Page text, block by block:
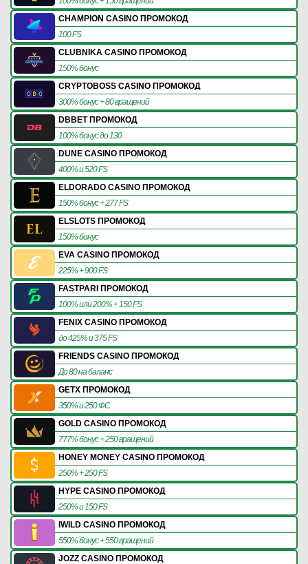
CHAMPION CASINO ПРОМОКОД
100 FS
CLUBNIKA CASINO ПРОМОКОД
150% бонус
CRYPTOBOSS CASINO ПРОМОКОД
300% бонус + 80 вращений
DBBET ПРОМОКОД
100% бонус до 130
DUNE CASINO ПРОМОКОД
400% и 520 FS
ELDORADO CASINO ПРОМОКОД
150% бонус + 277 FS
ELSLOTS ПРОМОКОД
150% бонус
EVA CASINO ПРОМОКОД
225% + 900 FS
FASTPARI ПРОМОКОД
100% или 200% + 150 FS
FENIX CASINO ПРОМОКОД
до 425% и 375 FS
FRIENDS CASINO ПРОМОКОД
До 80 на баланс
GETX ПРОМОКОД
350% и 250 ФС
GOLD CASINO ПРОМОКОД
777% бонус + 250 вращений
HONEY MONEY CASINO ПРОМОКОД
250% + 250 FS
HYPE CASINO ПРОМОКОД
250% и 150 FS
IWILD CASINO ПРОМОКОД
550% бонус + 550 вращений
JOZZ CASINO ПРОМОКОД